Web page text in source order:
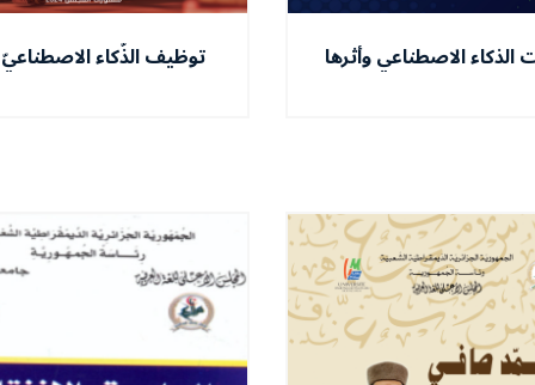
الذكاء الاصطناعي وأثرها توظيف الذّكاء